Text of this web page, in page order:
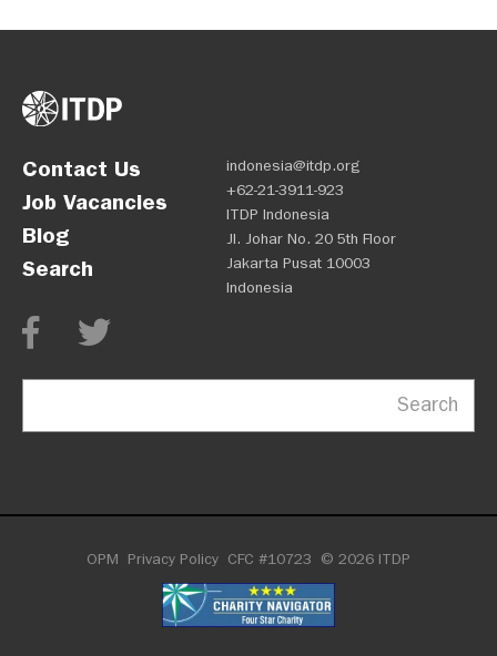
Contact Us
Job Vacancies
Blog
Search
indonesia@itdp.org
+62-21-3911-923
ITDP Indonesia
Jl. Johar No. 20 5th Floor
Jakarta Pusat 10003
Indonesia
Search
OPM Privacy Policy CFC #10723 © 2026 ITDP